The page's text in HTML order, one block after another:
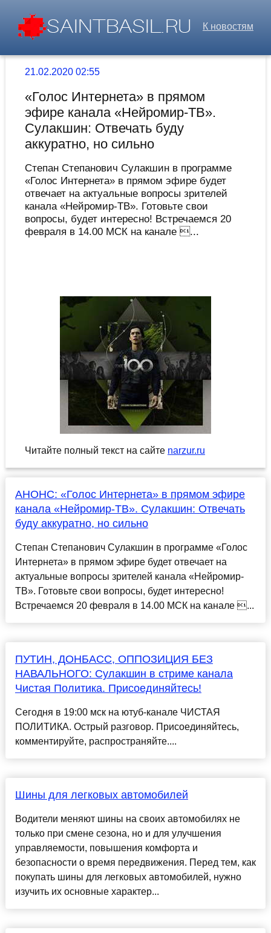
К новостям
21.02.2020 02:55
«Голос Интернета» в прямом
эфире канала «Нейромир-ТВ».
Сулакшин: Отвечать буду
аккуратно, но сильно
Степан Степанович Сулакшин в программе
«Голос Интернета» в прямом эфире будет
отвечает на актуальные вопросы зрителей
канала «Нейромир-ТВ». Готовьте свои
вопросы, будет интересно! Встречаемся 20
февраля в 14.00 МСК на канале ...
Читайте полный текст на сайте narzur.ru
АНОНС: «Голос Интернета» в прямом эфире
канала «Нейромир-ТВ». Сулакшин: Отвечать
буду аккуратно, но сильно
Степан Степанович Сулакшин в программе «Голос
Интернета» в прямом эфире будет отвечает на
актуальные вопросы зрителей канала «Нейромир-
ТВ». Готовьте свои вопросы, будет интересно!
Встречаемся 20 февраля в 14.00 МСК на канале ...
ПУТИН, ДОНБАСС, ОППОЗИЦИЯ БЕЗ
НАВАЛЬНОГО: Сулакшин в стриме канала
Чистая Политика. Присоединяйтесь!
Сегодня в 19:00 мск на ютуб-канале ЧИСТАЯ
ПОЛИТИКА. Острый разговор. Присоединяйтесь,
комментируйте, распространяйте....
Шины для легковых автомобилей
Водители меняют шины на своих автомобилях не
только при смене сезона, но и для улучшения
управляемости, повышения комфорта и
безопасности о время передвижения. Перед тем, как
покупать шины для легковых автомобилей, нужно
изучить их основные характер...